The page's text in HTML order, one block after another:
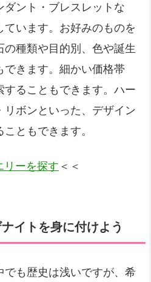
ダント・ブレスレットな
ています。お好みのものを
の種類や目的別、色や誕生
きます。細かい価格帯
ることもできます。ハー
リボンといった、デザイン
ともできます。
リーを探す ＜＜
イトを身に付けよう
でも歴史は浅いですが、希